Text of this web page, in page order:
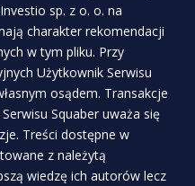
sp. z o. o. na
charakter rekomendacji
w tym pliku. Przy
Użytkownik Serwisu
osądem. Transakcje
Squaber uważa się
Treści dostępne w
z należytą
wiedzę ich autorów lecz